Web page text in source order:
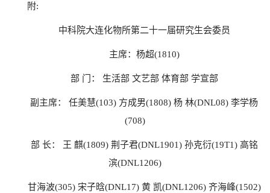
附:
中科院大连化物所第二十一届研究生会委员
主席：杨超(1810)
部 门： 生活部 文艺部 体育部 学宣部
副主席： 任美慧(103) 方成男(1808) 杨 林(DNL08) 李学杨
(708)
部 长： 王 麒(1809) 荆子君(DNL1901) 孙克衍(19T1) 高铭
滨(DNL1206)
甘海波(305) 宋子晗(DNL17) 黄 凯(DNL1206) 齐海峰(1502)